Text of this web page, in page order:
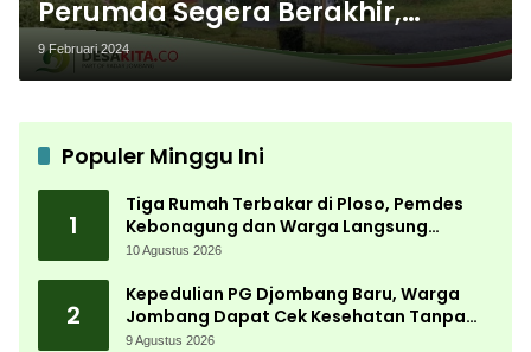
Perumda Segera Berakhir,
Sekdakab Jombang: Tim Pansel
Bulan Ini Segera Dibentuk
9 Februari 2024
Populer Minggu Ini
1
Tiga Rumah Terbakar di Ploso, Pemdes
Kebonagung dan Warga Langsung
Bergerak Bantu Korban
10 Agustus 2026
2
Kepedulian PG Djombang Baru, Warga
Jombang Dapat Cek Kesehatan Tanpa
Biaya
9 Agustus 2026